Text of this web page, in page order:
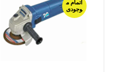
اتمام م
وجودی